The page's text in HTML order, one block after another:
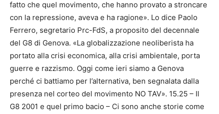
fatto che quel movimento, che hanno provato a stroncare
con la repressione, aveva e ha ragione». Lo dice Paolo
Ferrero, segretario Prc-FdS, a proposito del decennale
del G8 di Genova. «La globalizzazione neoliberista ha
portato alla crisi economica, alla crisi ambientale, porta
guerre e razzismo. Oggi come ieri siamo a Genova
perché ci battiamo per l’alternativa, ben segnalata dalla
presenza nel corteo del movimento NO TAV». 15.25 – Il
G8 2001 e quel primo bacio – Ci sono anche storie come